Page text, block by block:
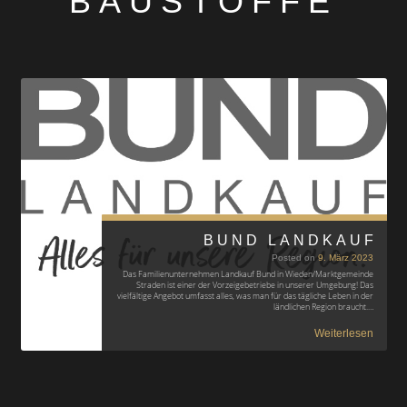
BUND LANDKAUF
Posted on 9. März 2023
Das Familienunternehmen Landkauf Bund in Wieden/Marktgemeinde
Straden ist einer der Vorzeigebetriebe in unserer Umgebung! Das
vielfältige Angebot umfasst alles, was man für das tägliche Leben in der
ländlichen Region braucht.…
Weiterlesen